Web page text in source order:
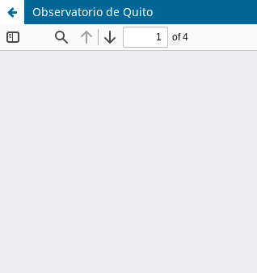
Observatorio de Quito